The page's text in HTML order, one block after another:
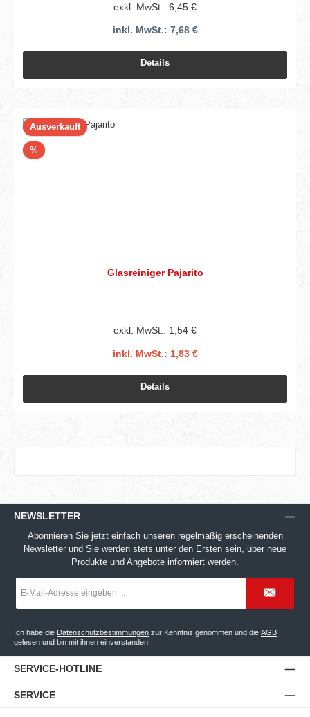
exkl. MwSt.: 6,45 €
inkl. MwSt.: 7,68 €
Details
Ausverkauft
%Rabatt
Glasreiniger Pajarito
exkl. MwSt.: 1,54 €
inkl. MwSt.: 1,83 €
Details
NEWSLETTER
Abonnieren Sie jetzt einfach unseren regelmäßig erscheinenden
Newsletter und Sie werden stets unter den Ersten sein, über neue
Produkte und Angebote informiert werden.
Mail-
*
Ich habe die Datenschutzbestimmungen zur Kenntnis genommen und die AGB
gelesen und bin mit ihnen einverstanden.
SERVICE-HOTLINE
SERVICE